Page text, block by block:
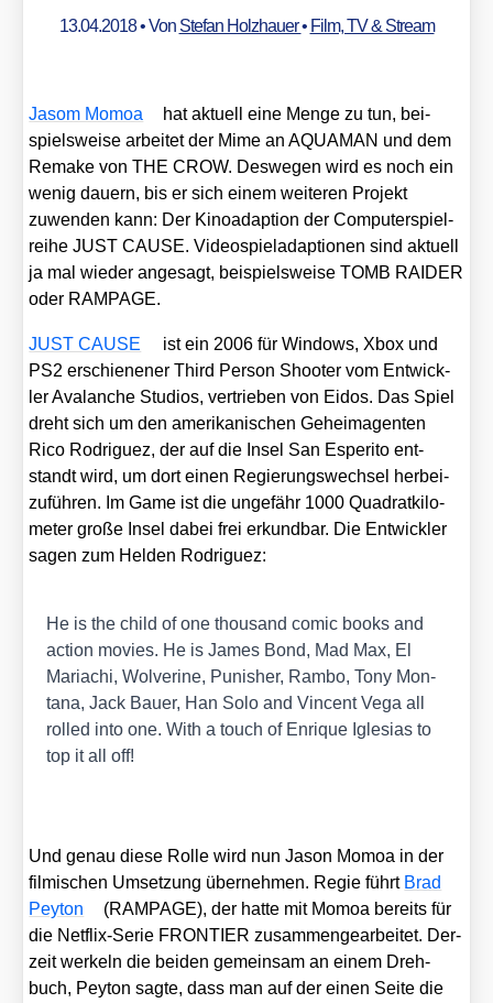
13.04.2018• Von Stefan Holzhauer• Film, TV & Stream
Jasom Mom­oa
hat aktu­ell eine Men­ge zu tun, bei­
spiels­wei­se arbei­tet der Mime an AQUAMAN und dem
Remake von THE CROW. Des­we­gen wird es noch ein
wenig dau­ern, bis er sich einem wei­te­ren Pro­jekt
zuwen­den kann: Der Kino­ad­ap­ti­on der Com­pu­ter­spiel­
rei­he JUST CAUSE. Video­spiel­ad­ap­tio­nen sind aktu­ell
ja mal wie­der ange­sagt, bei­spiels­wei­se TOMB RAIDER
oder RAMPAGE.
JUST CAUSE
ist ein 2006 für Win­dows, Xbox und
PS2 erschie­ne­ner Third Per­son Shoo­ter vom Ent­wick­
ler Ava­lan­che Stu­di­os, ver­trie­ben von Eidos. Das Spiel
dreht sich um den ame­ri­ka­ni­schen Geheim­agen­ten
Rico Rodri­guez, der auf die Insel San Espe­ri­to ent­
standt wird, um dort einen Regie­rungs­wech­sel her­bei­
zu­füh­ren. Im Game ist die unge­fähr 1000 Qua­drat­ki­lo­
me­ter gro­ße Insel dabei frei erkund­bar. Die Ent­wick­ler
sagen zum Hel­den Rodri­guez:
He is the child of one thousand comic books and
action movies. He is James Bond, Mad Max, El
Mariachi, Wol­veri­ne, Punis­her, Ram­bo, Tony Mon­
ta­na, Jack Bau­er, Han Solo and Vin­cent Vega all
rol­led into one. With a touch of Enri­que Igle­si­as to
top it all off!
Und genau die­se Rol­le wird nun Jason Mom­oa in der
fil­mi­schen Umset­zung über­neh­men. Regie führt Brad
Pey­ton
(RAMPAGE), der hat­te mit Mom­oa bereits für
die Net­flix-Serie FRONTIER zusam­men­ge­ar­bei­tet. Der­
zeit wer­keln die bei­den gemein­sam an einem Dreh­
buch, Pey­ton sag­te, dass man auf der einen Sei­te die